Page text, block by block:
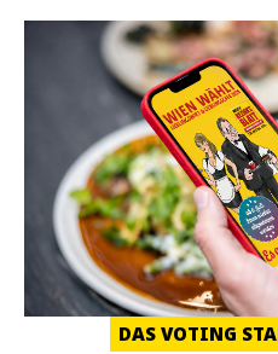
DAS VOTING